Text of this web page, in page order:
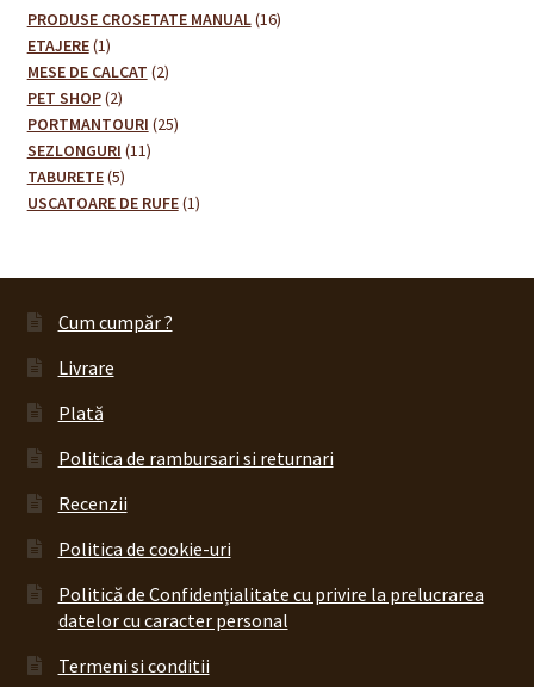
PRODUSE CROSETATE MANUAL 1616
ETAJERE 11
produs
MESE DE CALCAT 22
PET SHOP 22
produse
PORTMANTOURI 2525
SEZLONGURI 1111
TABURETE 55
produse
USCATOARE DE RUFE 11
Cum cumpăr ?
Livrare
Plată
Politica de rambursari si returnari
Recenzii
Politica de cookie-uri
Politică de Confidențialitate cu privire la prelucrarea
datelor cu caracter personal
Termeni si conditii